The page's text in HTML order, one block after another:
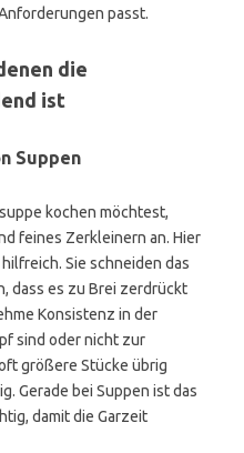
passt.
die
ist
Suppen
kochen möchtest,
feines Zerkleinern an. Hier
Sie schneiden das
dass es zu Brei zerdrückt
Konsistenz in der
sind oder nicht zur
größere Stücke übrig
Gerade bei Suppen ist das
damit die Garzeit